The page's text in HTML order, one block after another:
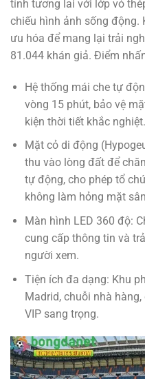
tính tương lai với lớp vỏ
chiếu hình ảnh sống động.
ưu hóa để mang lại trải
81.044 khán giả. Điểm
Hệ thống mái che tự
vòng 15 phút, bảo vệ
kiện thời tiết khắc nghiệt.
Mặt cỏ di động
thu vào lòng đất để
tự động, cho phép tổ
không làm hỏng mặt
Màn hình LED 360 độ:
cung cấp thông tin và
người xem.
Tiện ích đa dạng: Khu
Madrid, chuỗi nhà
VIP sang trọng.